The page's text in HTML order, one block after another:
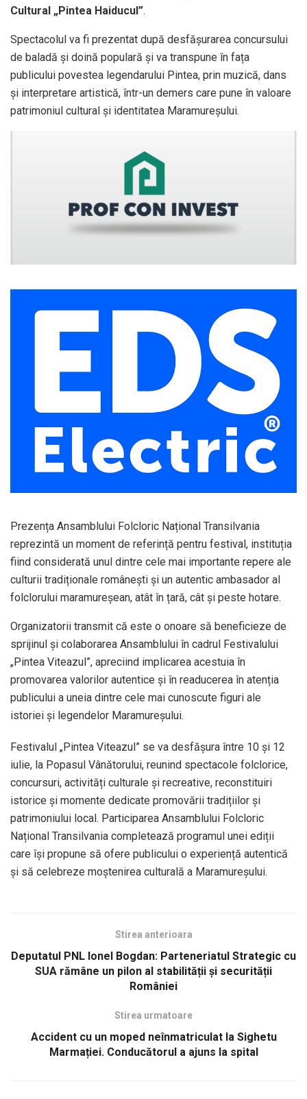
Cultural „Pintea Haiducul”.
Spectacolul va fi prezentat după desfășurarea concursului
de baladă și doină populară și va transpune în fața
publicului povestea legendarului Pintea, prin muzică, dans
și interpretare artistică, într-un demers care pune în valoare
patrimoniul cultural și identitatea Maramureșului.
Prezența Ansamblului Folcloric Național Transilvania
reprezintă un moment de referință pentru festival, instituția
fiind considerată unul dintre cele mai importante repere ale
culturii tradiționale românești și un autentic ambasador al
folclorului maramureșean, atât în țară, cât și peste hotare.
Organizatorii transmit că este o onoare să beneficieze de
sprijinul și colaborarea Ansamblului în cadrul Festivalului
„Pintea Viteazul”, apreciind implicarea acestuia în
promovarea valorilor autentice și în readucerea în atenția
publicului a uneia dintre cele mai cunoscute figuri ale
istoriei și legendelor Maramureșului.
Festivalul „Pintea Viteazul” se va desfășura între 10 și 12
iulie, la Popasul Vânătorului, reunind spectacole folclorice,
concursuri, activități culturale și recreative, reconstituiri
istorice și momente dedicate promovării tradițiilor și
patrimoniului local. Participarea Ansamblului Folcloric
Național Transilvania completează programul unei ediții
care își propune să ofere publicului o experiență autentică
și să celebreze moștenirea culturală a Maramureșului.
Stirea anterioara
Deputatul PNL Ionel Bogdan: Parteneriatul Strategic cu
SUA rămâne un pilon al stabilității și securității
României
Stirea urmatoare
Accident cu un moped neînmatriculat la Sighetu
Marmației. Conducătorul a ajuns la spital